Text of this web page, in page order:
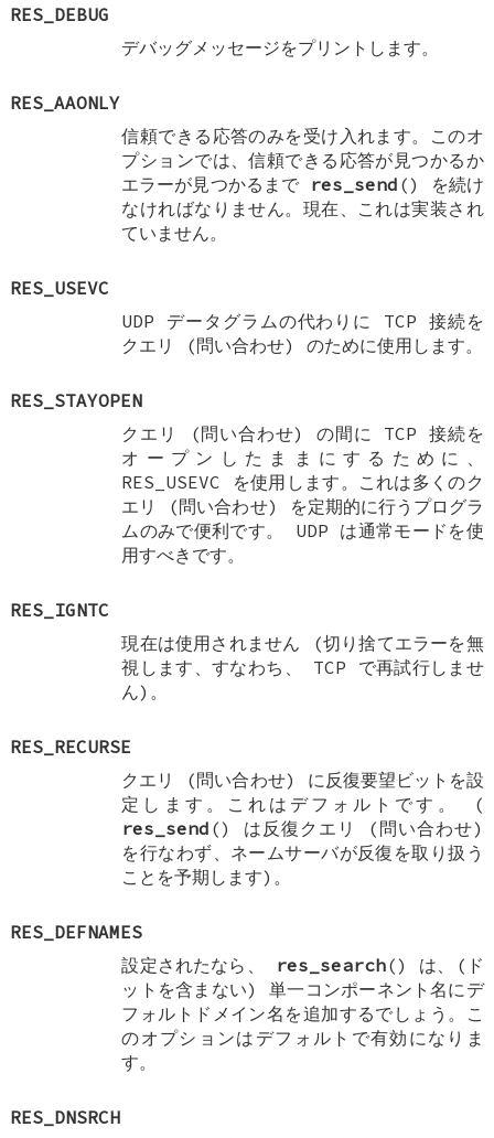
RES_DEBUG
デバッグメッセージをプリントします。
RES_AAONLY
信頼できる応答のみを受け入れます。このオ
プションでは、信頼できる応答が見つかるか
エラーが見つかるまで res_send () を続け
なければなりません。現在、これは実装され
ていません。
RES_USEVC
UDP データグラムの代わりに TCP 接続を
クエリ (問い合わせ) のために使用します。
RES_STAYOPEN
クエリ (問い合わせ) の間に TCP 接続を
オープンしたままにするために、
RES_USEVC を使用します。これは多くのク
エリ (問い合わせ) を定期的に行うプログラ
ムのみで便利です。 UDP は通常モードを使
用すべきです。
RES_IGNTC
現在は使用されません (切り捨てエラーを無
視します、すなわち、 TCP で再試行しませ
ん)。
RES_RECURSE
クエリ (問い合わせ) に反復要望ビットを設
定します。これはデフォルトです。 (
res_send () は反復クエリ (問い合わせ)
を行なわず、ネームサーバが反復を取り扱う
ことを予期します)。
RES_DEFNAMES
設定されたなら、
res_search() は、(ド
ットを含まない) 単一コンポーネント名にデ
フォルトドメイン名を追加するでしょう。こ
のオプションはデフォルトで有効になりま
す。
RES_DNSRCH